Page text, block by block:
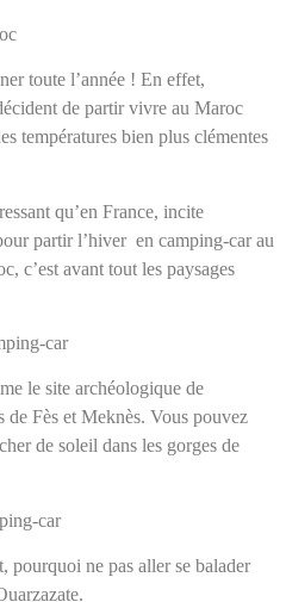
toute l’année ! En effet,
de partir vivre au Maroc
températures bien plus clémentes
qu’en France, incite
partir l’hiver en camping-car au
c’est avant tout les paysages
le site archéologique de
Fès et Meknès. Vous pouvez
de soleil dans les gorges de
pourquoi ne pas aller se balader